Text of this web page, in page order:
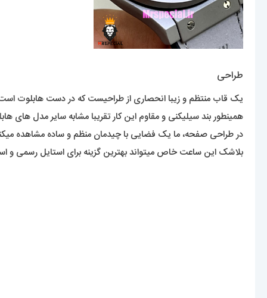
طراحی
یک قاب منتظم و زیبا انحصاری از طراحیست که در دست هابلوت
همینطور بند سیلیکنی و مقاوم این کار تقریبا مشابه سایر مدل
در طراحی صفحه، ما یک فضایی با چیدمان منظم و ساده مشاهده
بلاشک این ساعت خاص میتواند بهترین گزینه برای استایل رسمی